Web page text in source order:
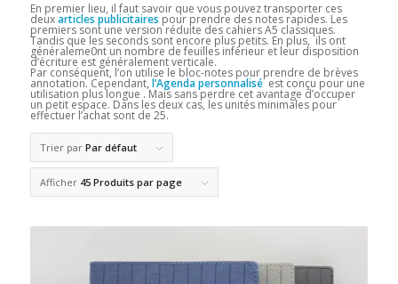
En premier lieu, il faut savoir que vous pouvez transporter ces
deuxarticles publicitaires pour prendre des notes rapides. Les
premiers sont une version réduite des cahiers A5 classiques.
Tandis que les seconds sont encore plus petits. En plus, ils ont
généraleme0nt un nombre de feuilles inférieur et leur disposition
d’écriture est généralement verticale.
Par conséquent, l’on utilise le bloc-notes pour prendre de brèves
annotation. Cependant, l’Agenda personnalisé est conçu pour une
utilisation plus longue . Mais sans perdre cet avantage d’occuper
un petit espace. Dans les deux cas, les unités minimales pour
effectuer l’achat sont de 25.
Trier par Par défaut
Afficher 45 Produits par page